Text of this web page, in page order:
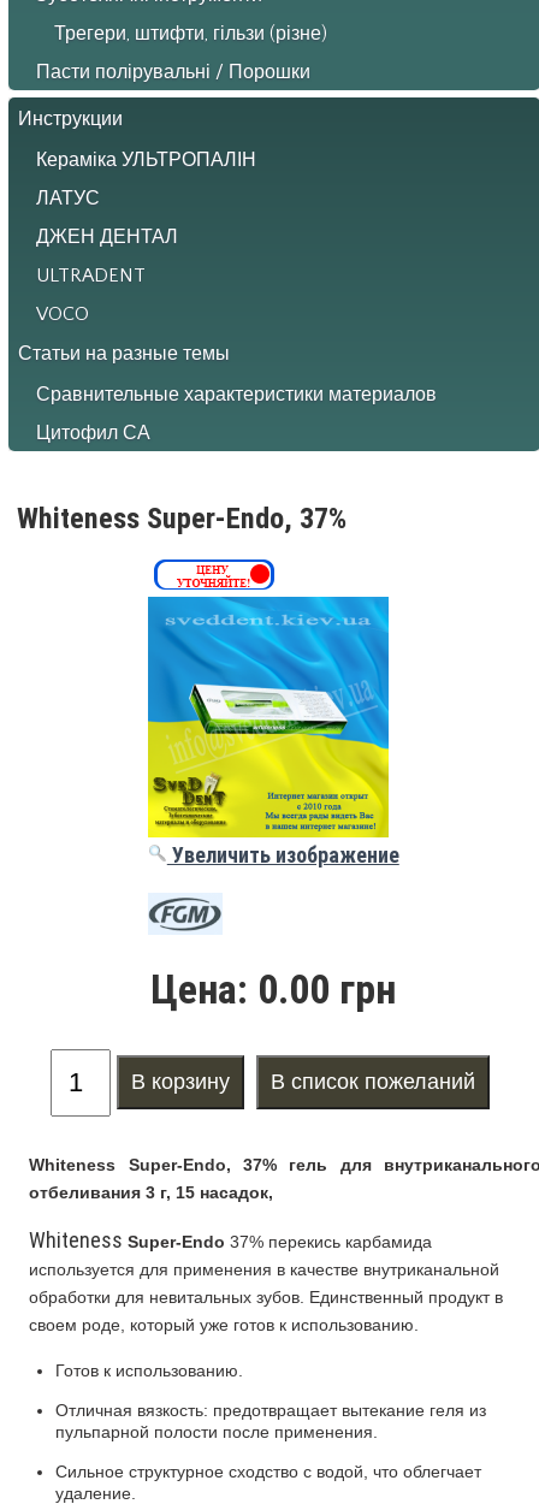
Трегери, штифти, гільзи (різне)
Пасти полірувальні / Порошки
Инструкции
Кераміка УЛЬТРОПАЛІН
ЛАТУС
ДЖЕН ДЕНТАЛ
ULTRADENT
VOCO
Статьи на разные темы
Сравнительные характеристики материалов
Цитофил СА
Whiteness Super-Endo, 37%
Увеличить изображение
Цена: 0.00 грн
Whiteness Super-Endo, 37% гель для
отбеливания 3 г, 15 насадок,
Whiteness Super-Endo 37% перекись карбамида
используется для применения в качестве внутриканальной
обработки для невитальных зубов. Единственный продукт в
своем роде, который уже готов к использованию.
Готов к использованию.
Отличная вязкость: предотвращает вытекание геля из
пульпарной полости после применения.
Сильное структурное сходство с водой, что облегчает
удаление.